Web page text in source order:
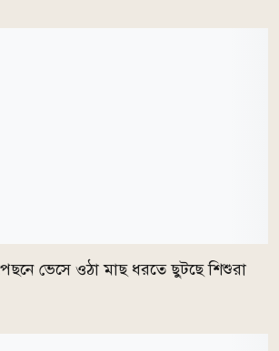
পেছনে ভেসে ওঠা মাছ ধরতে ছুটছে শিশুরা